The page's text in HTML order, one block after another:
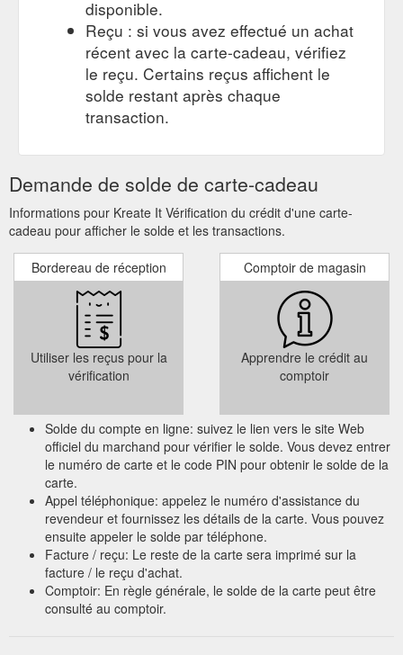
disponible.
Reçu : si vous avez effectué un achat
récent avec la carte-cadeau, vérifiez
le reçu. Certains reçus affichent le
solde restant après chaque
transaction.
Demande de solde de carte-cadeau
Informations pour Kreate It Vérification du crédit d'une carte-
cadeau pour afficher le solde et les transactions.
Bordereau de réception
Utiliser les reçus pour la
vérification
Comptoir de magasin
Apprendre le crédit au
comptoir
Solde du compte en ligne: suivez le lien vers le site Web
officiel du marchand pour vérifier le solde. Vous devez entrer
le numéro de carte et le code PIN pour obtenir le solde de la
carte.
Appel téléphonique: appelez le numéro d'assistance du
revendeur et fournissez les détails de la carte. Vous pouvez
ensuite appeler le solde par téléphone.
Facture / reçu: Le reste de la carte sera imprimé sur la
facture / le reçu d'achat.
Comptoir: En règle générale, le solde de la carte peut être
consulté au comptoir.